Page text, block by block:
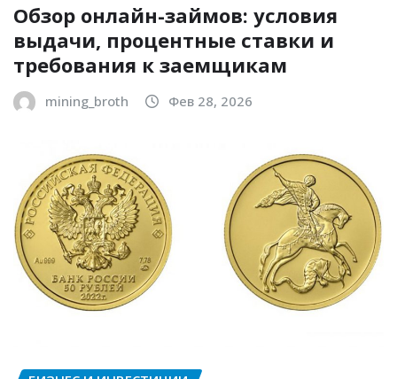
Обзор онлайн-займов: условия
выдачи, процентные ставки и
требования к заемщикам
mining_broth Фев 28, 2026